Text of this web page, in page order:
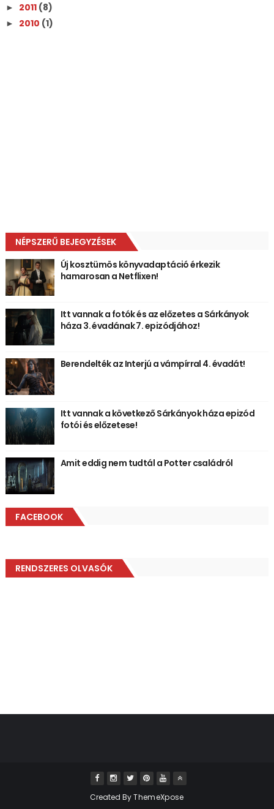
► 2011 (8)
► 2010 (1)
NÉPSZERŰ BEJEGYZÉSEK
Új kosztümös könyvadaptáció érkezik
hamarosan a Netflixen!
Itt vannak a fotók és az előzetes a Sárkányok
háza 3. évadának 7. epizódjához!
Berendelték az Interjú a vámpírral 4. évadát!
Itt vannak a következő Sárkányok háza epizód
fotói és előzetese!
Amit eddig nem tudtál a Potter családról
FACEBOOK
RENDSZERES OLVASÓK
Created ByThemeXpose